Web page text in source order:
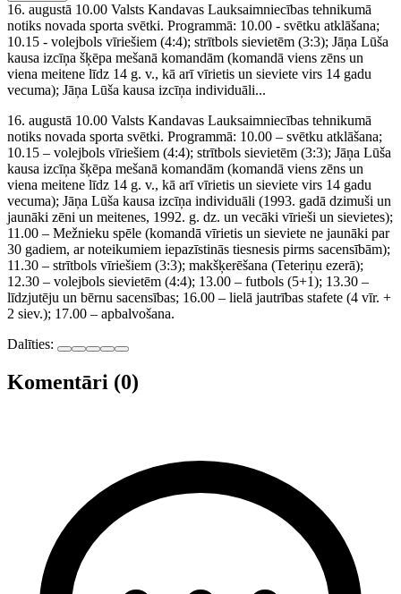
16. augustā 10.00 Valsts Kandavas Lauksaimniecības tehnikumā
notiks novada sporta svētki. Programmā: 10.00 - svētku atklāšana;
10.15 - volejbols vīriešiem (4:4); strītbols sievietēm (3:3); Jāņa Lūša
kausa izcīņa šķēpa mešanā komandām (komandā viens zēns un
viena meitene līdz 14 g. v., kā arī vīrietis un sieviete virs 14 gadu
vecuma); Jāņa Lūša kausa izcīņa individuāli...
16. augustā 10.00 Valsts Kandavas Lauksaimniecības tehnikumā
notiks novada sporta svētki. Programmā: 10.00 – svētku atklāšana;
10.15 – volejbols vīriešiem (4:4); strītbols sievietēm (3:3); Jāņa Lūša
kausa izcīņa šķēpa mešanā komandām (komandā viens zēns un
viena meitene līdz 14 g. v., kā arī vīrietis un sieviete virs 14 gadu
vecuma); Jāņa Lūša kausa izcīņa individuāli (1993. gadā dzimuši un
jaunāki zēni un meitenes, 1992. g. dz. un vecāki vīrieši un sievietes);
11.00 – Mežnieku spēle (komandā vīrietis un sieviete ne jaunāki par
30 gadiem, ar noteikumiem iepazīstinās tiesnesis pirms sacensībām);
11.30 – strītbols vīriešiem (3:3); makšķerēšana (Teteriņu ezerā);
12.30 – volejbols sievietēm (4:4); 13.00 – futbols (5+1); 13.30 –
līdzjutēju un bērnu sacensības; 16.00 – lielā jautrības stafete (4 vīr. +
2 siev.); 17.00 – apbalvošana.
Dalīties:
Komentāri (0)